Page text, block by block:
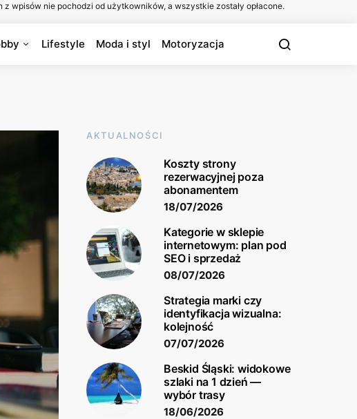
wpisów nie pochodzi od użytkowników, a wszystkie zostały opłacone.
Lifestyle Moda i styl Motoryzacja
AKTUALNOŚCI
Koszty strony
rezerwacyjnej poza
abonamentem
18/07/2026
Kategorie w sklepie
internetowym: plan pod
SEO i sprzedaż
08/07/2026
Strategia marki czy
identyfikacja wizualna:
kolejność
07/07/2026
Beskid Śląski: widokowe
szlaki na 1 dzień —
wybór trasy
18/06/2026